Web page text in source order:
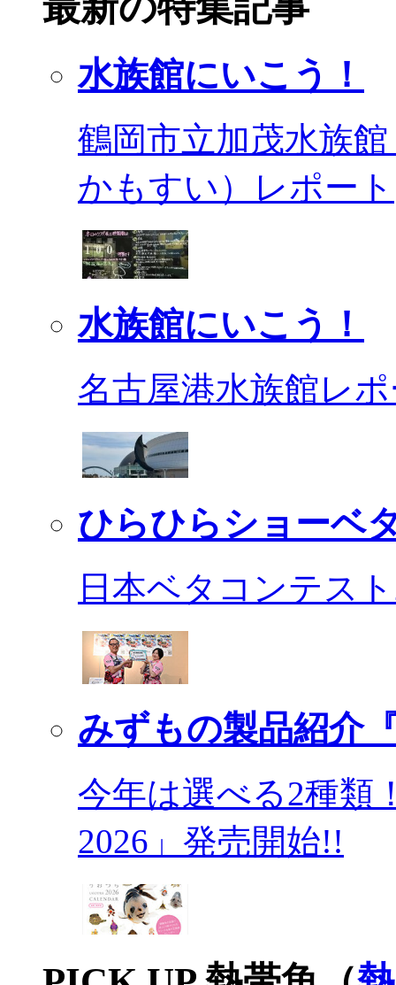
水族館にいこう！
鶴岡市立加茂水族
かもすい）レポート
水族館にいこう！
名古屋港水族館レ
ひらひらショーベ
日本ベタコンテス
みずもの製品紹介
今年は選べる2種類
2026」発売開始!!